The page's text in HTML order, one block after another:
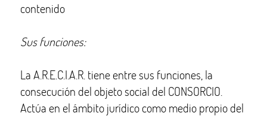
contenido
Sus funciones:
La A.R.E.C.I.A.R. tiene entre sus funciones, la
consecución del objeto social del CONSORCIO.
Actúa en el ámbito jurídico como medio propio del